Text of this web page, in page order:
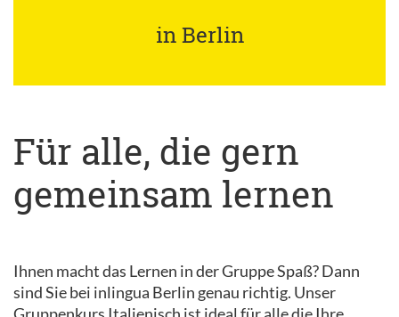
in Berlin
Für alle, die gern
gemeinsam lernen
Ihnen macht das Lernen in der Gruppe Spaß? Dann
sind Sie bei inlingua Berlin genau richtig. Unser